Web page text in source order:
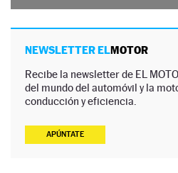
NEWSLETTER ELMOTOR
Recibe la newsletter de EL
del mundo del automóvil y la
conducción y eficiencia.
APÚNTATE